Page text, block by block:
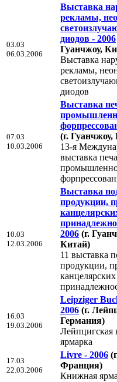
03.03
06.03.2006
Выставка
рекламы,
диодов - 2006
Гуанчжоу,
Выставка
рекламы,
диодов
07.03
10.03.2006
Выставка
(г.
13-я
выставка
10.03
12.03.2006
Выставка
продукции,
2006 (г.
Китай)
11 выставка
продукции,
канцелярских
16.03
19.03.2006
Leipziger
2006 (г.
Германия)
Лейпцигская
ярмарка
17.03
22.03.2006
Livre - 2006
Франция)
Книжная